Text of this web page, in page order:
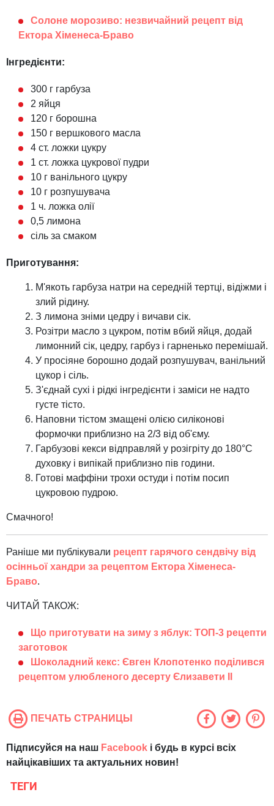
Солоне морозиво: незвичайний рецепт від
Ектора Хіменеса-Браво
Інгредієнти:
300 г гарбуза
2 яйця
120 г борошна
150 г вершкового масла
4 ст. ложки цукру
1 ст. ложка цукрової пудри
10 г ванільного цукру
10 г розпушувача
1 ч. ложка олії
0,5 лимона
сіль за смаком
Приготування:
М'якоть гарбуза натри на середній тертці, відіжми і
злий рідину.
З лимона зніми цедру і вичави сік.
Розітри масло з цукром, потім вбий яйця, додай
лимонний сік, цедру, гарбуз і гарненько перемішай.
У просіяне борошно додай розпушувач, ванільний
цукор і сіль.
З'єднай сухі і рідкі інгредієнти і заміси не надто
густе тісто.
Наповни тістом змащені олією силіконові
формочки приблизно на 2/3 від об'єму.
Гарбузові кекси відправляй у розігріту до 180°C
духовку і випікай приблизно пів години.
Готові маффіни трохи остуди і потім посип
цукровою пудрою.
Смачного!
Раніше ми публікували рецепт гарячого сендвічу від
осінньої хандри за рецептом Ектора Хіменеса-
Браво.
ЧИТАЙ ТАКОЖ:
Що приготувати на зиму з яблук: ТОП-3 рецепти
заготовок
Шоколадний кекс: Євген Клопотенко поділився
рецептом улюбленого десерту Єлизавети II
ПЕЧАТЬ СТРАНИЦЫ
Підписуйся на наш Facebook і будь в курсі всіх
найцікавіших та актуальних новин!
ТЕГИ